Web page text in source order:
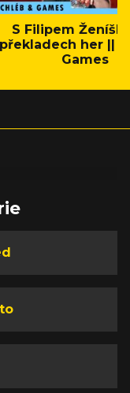
S Filipem
překladech her ||
Games